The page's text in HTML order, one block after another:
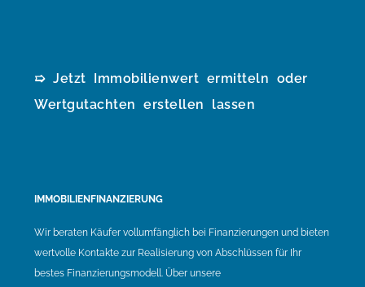
➯ Jetzt Immobilienwert ermitteln oder
Wertgutachten erstellen lassen
IMMOBILIENFINANZIERUNG
Wir beraten Käufer vollumfänglich bei Finanzierungen und bieten
wertvolle Kontakte zur Realisierung von Abschlüssen für Ihr
bestes Finanzierungsmodell. Über unsere